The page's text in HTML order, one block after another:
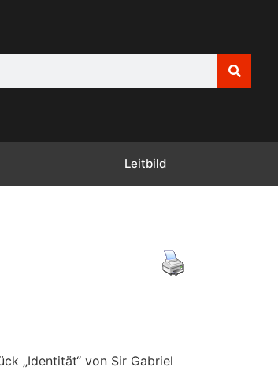
Leitbild
„Identität“ von Sir Gabriel